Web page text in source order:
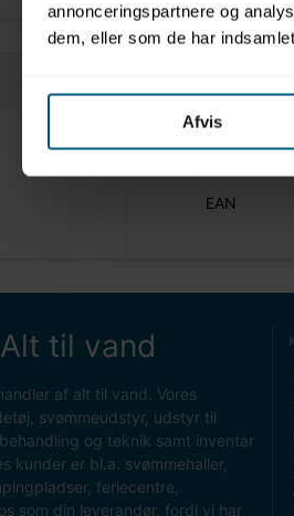
annonceringspartnere og
dem, eller som de har
Afvis
Enhed
EAN
til vand
af alt til vand. Vores
svømmeudstyr, udstyr til
og teknik samt inventar
kunder er bl.a. svømmehaller,
feriecentre,
som din leverandør, fordi vi har